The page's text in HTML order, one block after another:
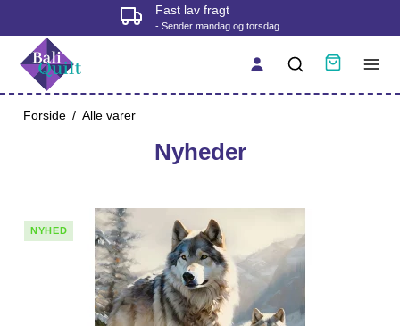
Fysisk butik i Korsør
- tjek åbningstider før du kommer
Forside / Alle varer
Nyheder
NYHED